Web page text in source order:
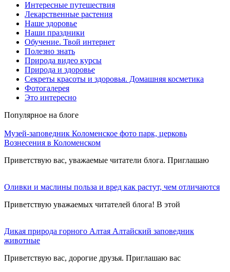
Интересные путешествия
Лекарственные растения
Наше здоровье
Наши праздники
Обучение. Твой интернет
Полезно знать
Природа видео курсы
Природа и здоровье
Секреты красоты и здоровья. Домашняя косметика
Фотогалерея
Это интересно
Популярное на блоге
Музей-заповедник Коломенское фото парк, церковь
Вознесения в Коломенском
Приветствую вас, уважаемые читатели блога. Приглашаю
Оливки и маслины польза и вред как растут, чем отличаются
Приветствую уважаемых читателей блога! В этой
Дикая природа горного Алтая Алтайский заповедник
животные
Приветствую вас, дорогие друзья. Приглашаю вас